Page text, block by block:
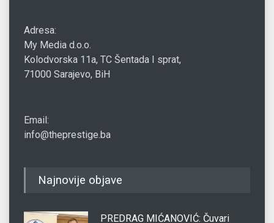
Adresa:
My Media d.o.o.
Kolodvorska 11a, TC Šentada I sprat,
71000 Sarajevo, BiH
Email:
info@theprestige.ba
Najnovije objave
PREDRAG MIĆANOVIĆ: Čuvari